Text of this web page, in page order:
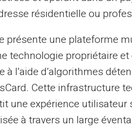
22/12/2024 Veritas Carte
vos finances :
les frais bancaires
prépayée
vous posez sûrement la question
? Une solution efficace est
résidentielle ou
présente une plateforme
technologie propriétaire
à l’aide d’algorithmes
Cette infrastructure
une expérience utilisateur
à travers un large